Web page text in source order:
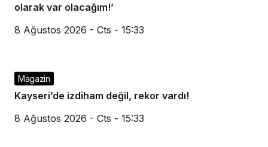
olarak var olacağım!’
8 Ağustos 2026 - Cts - 15:33
Magazin
Kayseri’de izdiham değil, rekor vardı!
8 Ağustos 2026 - Cts - 15:33